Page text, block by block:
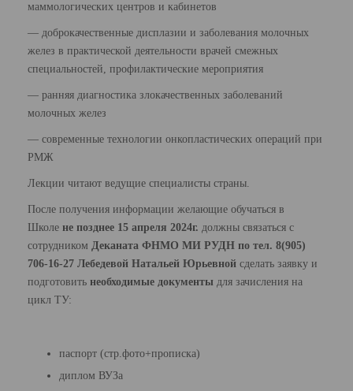
маммологических центров и кабинетов
— доброкачественные дисплазии и заболевания молочных
желез в практической деятельности врачей смежных
специальностей, профилактические мероприятия
— ранняя диагностика злокачественных заболеваний
молочных желез
— современные технологии онкопластических операций при
РМЖ
Лекции читают ведущие специалисты страны.
После получения информации желающие обучаться в
Школе не позднее 15 апреля 2024г. должны связаться с
сотрудником Деканата ФНМО МИ РУДН по тел. 8(905)
706-16-27 Лебедевой Натальей Юрьевной сделать заявку и
подготовить необходимые документы для зачисления на
цикл ТУ:
паспорт (стр.фото+прописка)
диплом ВУЗа